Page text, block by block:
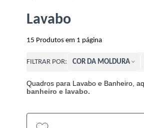
Lavabo
15 Produtos em 1 página
FILTRAR POR: COR DA MOLDURA
Quadros para Lavabo e Banheiro,
banheiro e lavabo.